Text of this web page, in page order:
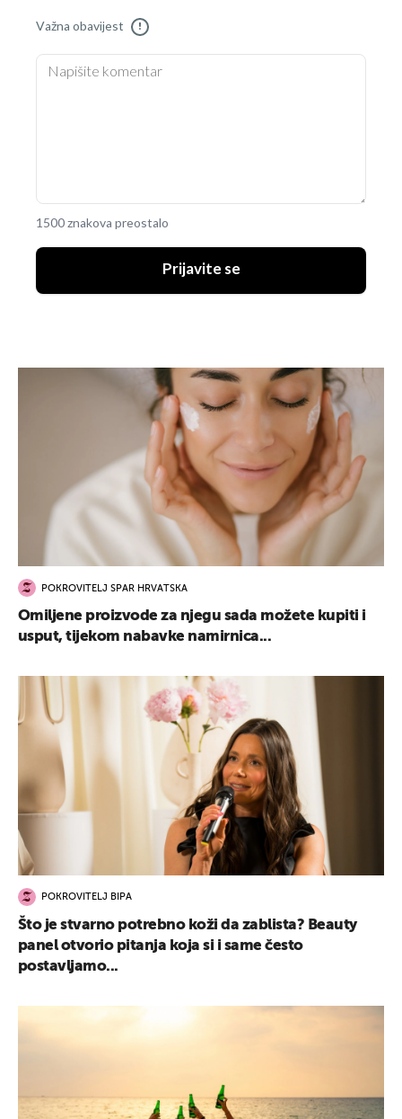
Važna obavijest !
1500 znakova preostalo
Prijavite se
POKROVITELJ SPAR HRVATSKA
Omiljene proizvode za njegu sada možete kupiti i
usput, tijekom nabavke namirnica...
POKROVITELJ BIPA
Što je stvarno potrebno koži da zablista? Beauty
panel otvorio pitanja koja si i same često
postavljamo...